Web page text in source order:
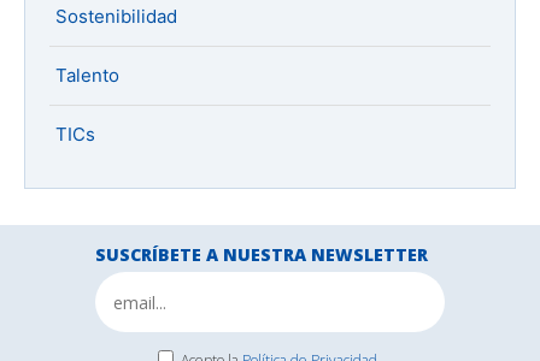
Sostenibilidad
Talento
TICs
SUSCRÍBETE A NUESTRA NEWSLETTER